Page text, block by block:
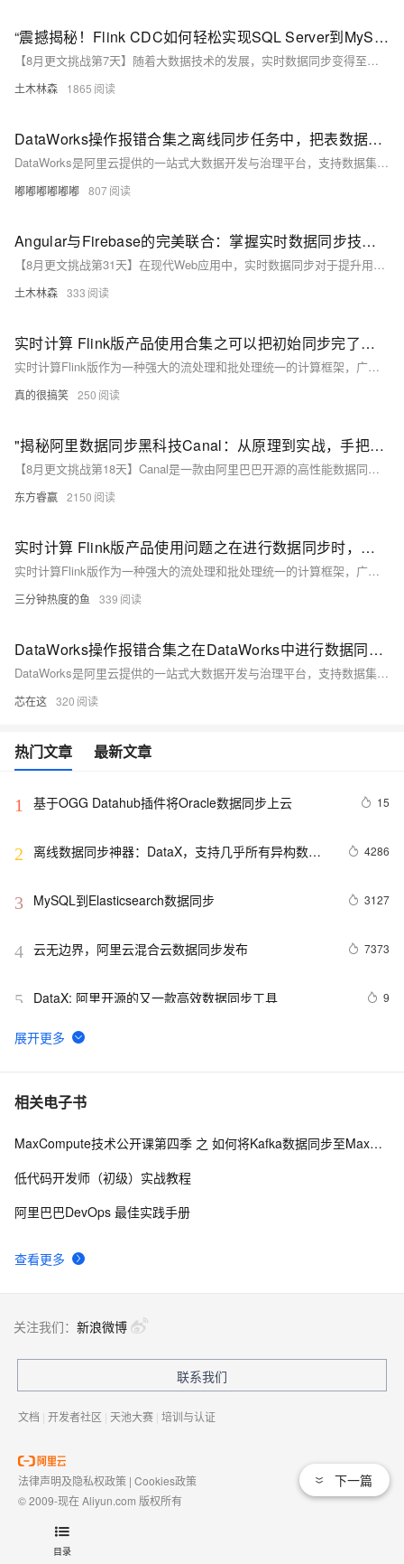
目录
“震撼揭秘！Flink CDC如何轻松实现SQL Server到MySQL的实时数据同步？一招在手，数据无忧！”
【8月更文挑战第7天】随着大数据技术的发展，实时数据同步变得至关重要。Apache Flink作为高性能流处理框架，在实时数据处理领域扮演着核心角色。Flink CDC（Change Data Capture）组件的加入，使得数据同步更为高效。本文介绍如何使用Flink CDC实现从SQL Server到MySQL的实时数据同步，并提供示例代码。首先确保SQL Server启用了CDC功能，接着在Flink环境中引入相关连接器。通过定义源表与目标表，并执行简单的`INSERT INTO SELECT`语句，即可完成数据同步。
土木林森 1865
DataWorks操作报错合集之离线同步任务中，把表数据同步到POLARDB，显示所有数据都是脏数据，报错信息：ERROR JobContainer - 运行scheduler 模式[local]出错.是什么原因
DataWorks是阿里云提供的一站式大数据开发与治理平台，支持数据集成、数据开发、数据服务、数据质量管理、数据安全管理等全流程数据处理。在使用DataWorks过程中，可能会遇到各种操作报错。以下是一些常见的报错情况及其可能的原因和解决方法。
嘟嘟嘟嘟嘟嘟 807
Angular与Firebase的完美联合：掌握实时数据同步技术——从环境配置到数据服务的详细实现指南
【8月更文挑战第31天】在现代Web应用中，实时数据同步对于提升用户体验至关重要。本文档详细介绍如何在Angular应用中集成Firebase实时数据库，包括准备工作、配置环境、实现实时数据同步及在组件中使用数据服务等步骤。通过本教程，开发者将掌握利用Angular与Firebase高效实现数据同步的方法，增强应用的实时互动性。
土木林森 333
实时计算 Flink版产品使用合集之可以把初始同步完了用增量模式，但初始数据还是要同步，除非初始的数据同步换成用其他工具先同步过去吧，是这个意思吗
实时计算Flink版作为一种强大的流处理和批处理统一的计算框架，广泛应用于各种需要实时数据处理和分析的场景。实时计算Flink版通常结合SQL接口、DataStream API、以及与上下游数据源和存储系统的丰富连接器，提供了一套全面的解决方案，以应对各种实时计算需求。其低延迟、高吞吐、容错性强的特点，使其成为众多企业和组织实时数据处理首选的技术平台。以下是实时计算Flink版的一些典型使用合集。
真的很搞笑 250
"揭秘阿里数据同步黑科技Canal：从原理到实战，手把手教你玩转MySQL数据秒级同步，让你的数据处理能力瞬间飙升，成为技术界的新晋网红！"
【8月更文挑战第18天】Canal是一款由阿里巴巴开源的高性能数据同步系统，它通过解析MySQL的增量日志（Binlog），提供低延迟、可靠的数据订阅和消费功能。Canal模拟MySQL Slave与Master间的交互协议来接收并解析Binary Log，支持数据的增量同步。配置简单直观，包括Server和Instance两层配置。在实战中，Canal可用于数据库镜像、实时备份等多种场景，通过集成Canal Client可实现数据的消费和处理，如更新缓存或写入消息队列。
东方睿赢 2150
实时计算 Flink版产品使用问题之在进行数据同步时，重新创建了一个新的任务，但发现无法删除旧任务同步的历史数据，是什么导致的
实时计算Flink版作为一种强大的流处理和批处理统一的计算框架，广泛应用于各种需要实时数据处理和分析的场景。实时计算Flink版通常结合SQL接口、DataStream API、以及与上下游数据源和存储系统的丰富连接器，提供了一套全面的解决方案，以应对各种实时计算需求。其低延迟、高吞吐、容错性强的特点，使其成为众多企业和组织实时数据处理首选的技术平台。以下是实时计算Flink版的一些典型使用合集。
三分钟热度的鱼 339
DataWorks操作报错合集之在DataWorks中进行数据同步时，遇到数据量大的表同步时报链接异常，该怎么办
DataWorks是阿里云提供的一站式大数据开发与治理平台，支持数据集成、数据开发、数据服务、数据质量管理、数据安全管理等全流程数据处理。在使用DataWorks过程中，可能会遇到各种操作报错。以下是一些常见的报错情况及其可能的原因和解决方法。
芯在这 320
热门文章 最新文章
1 基于OGG Datahub插件将Oracle数据同步上云 15
2
离线数据同步神器：DataX，支持几乎所有异构数据
4286
3 MySQL到Elasticsearch数据同步 3127
4 云无边界，阿里云混合云数据同步发布 7373
5 DataX: 阿里开源的又一款高效数据同步工具 9
6
DataWorks数据同步功能支持全量更新和增量更新两种方
7 Maxwell - 增量数据同步工具（2）
8 55-微服务技术栈（高级）：微服务网关Soul（数据同步
binlog利用canal实现mysql的数据同步到elasticsearch中
相关电子书
查看更多
MaxCompute技术公开课第四季 之 如何将Kafka数据同步至MaxCompute
低代码开发师（初级）实战教程
阿里巴巴DevOps 最佳实践手册
下一篇
关注我们： 新浪微博
联系我们
文档 | 开发者社区 | 天池大赛 | 培训与认证
法律声明及隐私权政策 | Cookies政策
© 2009-现在 Aliyun.com 版权所有
域名注册服务机构许可：